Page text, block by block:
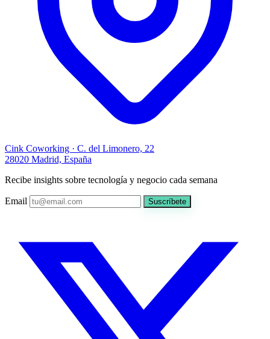
Cink Coworking · C. del Limonero, 22
28020 Madrid, España
Recibe insights sobre tecnología y negocio cada semana
Email Suscríbete